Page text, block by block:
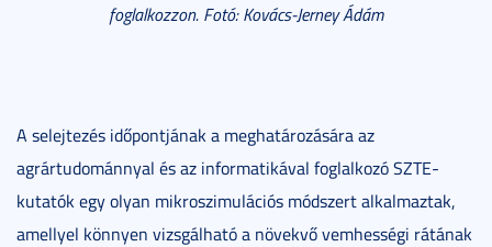
foglalkozzon. Fotó: Kovács-Jerney Ádám
A selejtezés időpontjának a meghatározására az
agrártudománnyal és az informatikával foglalkozó SZTE-
kutatók egy olyan mikroszimulációs módszert alkalmaztak,
amellyel könnyen vizsgálható a növekvő vemhességi rátának